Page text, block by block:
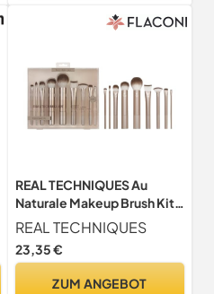
REAL TECHNIQUES Au
Naturale Makeup Brush Kit,
For Foundation, Powders,
and Concealers, Premium
Quality Face Brushes, 9
REAL TECHNIQUES
23,35 €
ZUM ANGEBOT